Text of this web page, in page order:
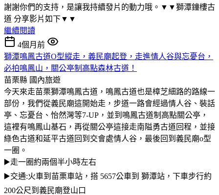
謝謝你們的支持，是讓我持續發片的動力哦。▼▼獅潭鐘樓古
道 分享影片如下▼▼
繼續閱讀
4個月前
獅潭鳴鳳古道O型縱走，義民廟起登，走進情人谷與忘憂台，
必拍鳴鳳山，關公亭制高點森林古道！
苗栗縣 國內旅遊
今天來走苗栗獅潭鳴鳳古道，鳴鳳古道也是樟芝細路的路線一
部份，我們從義民廟這開始走，步道一路會經過情人谷、裝話
亭、忘憂台、怡然灣等7-UP，並到鳴鳳古道制高點關公亭，
這裡有鳴鳳山基石，再從關公亭這接走南隘勇古道回程，並接
綠色古道和延平古道回到交會處情人谷，最後回到義民廟o型
一圈。
▶️走一圈約兩個半小時左右
▶️交通:火車到苗栗車站，搭 5657公車到 獅潭站，下車步行約
200公尺到義民廟登山口